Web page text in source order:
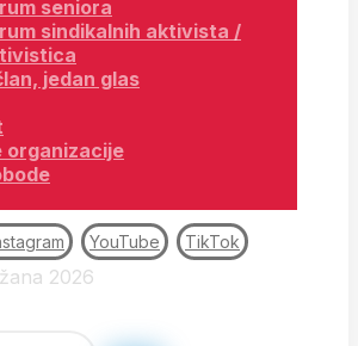
seniora
sindikalnih aktivista /
jedan glas
organizacije
YouTube TikTok
2026